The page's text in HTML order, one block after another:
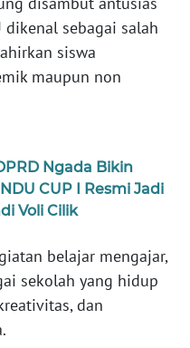
dikenal sebagai salah
siswa
maupun non
Ngada Bikin
CUP I Resmi Jadi
Voli Cilik
belajar mengajar,
sekolah yang hidup
dan